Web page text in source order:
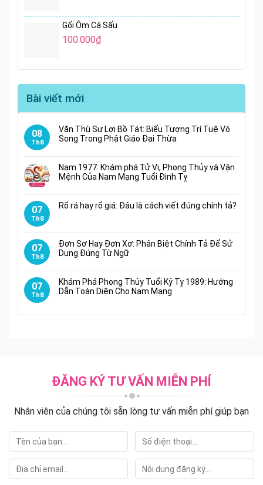
Gối Ôm Cá Sấu
100.000₫
Bài viết mới
08
Th8
Văn Thù Sư Lợi Bồ Tát: Biểu Tượng Trí Tuệ Vô
Song Trong Phật Giáo Đại Thừa
Nam 1977: Khám phá Tử Vi, Phong Thủy và Vận
Mệnh Của Nam Mạng Tuổi Đinh Tỵ
07
Th8
Rổ rá hay rổ giá: Đâu là cách viết đúng chính tả?
07
Th8
Đơn Sơ Hay Đơn Xơ: Phân Biệt Chính Tả Để Sử
Dụng Đúng Từ Ngữ
07
Th8
Khám Phá Phong Thủy Tuổi Kỷ Tỵ 1989: Hướng
Dẫn Toàn Diện Cho Nam Mạng
ĐĂNG KÝ TƯ VẤN MIỄN PHÍ
Nhân viên của chúng tôi sẵn lòng tư vấn miễn phí giúp bạn